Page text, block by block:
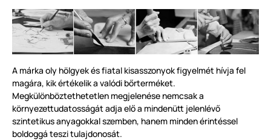
A márka oly hölgyek és fiatal kisasszonyok figyelmét hívja fel
magára, kik értékelik a valódi bőrterméket.
Megkülönböztethetetlen megjelenése nemcsak a
környezettudatosságát adja elő a mindenütt jelenlévő
szintetikus anyagokkal szemben, hanem minden érintéssel
boldoggá teszi tulajdonosát.